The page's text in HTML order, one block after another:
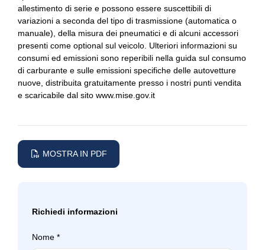
Tergicristalli
Tetto panoramico
Trazione integrale
Triangolo di sosta d'emergenza
Variable sport steering
Volante
Volante in pelle
allestimento di serie e possono essere suscettibili di
variazioni a seconda del tipo di trasmissione (automatica o
manuale), della misura dei pneumatici e di alcuni accessori
presenti come optional sul veicolo. Ulteriori informazioni su
consumi ed emissioni sono reperibili nella guida sul consumo
di carburante e sulle emissioni specifiche delle autovetture
nuove, distribuita gratuitamente presso i nostri punti vendita
e scaricabile dal sito www.mise.gov.it
MOSTRA IN PDF
Richiedi informazioni
Nome *